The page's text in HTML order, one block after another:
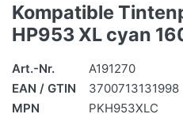
Kompatible
HP953 XL cyan
Art.-Nr.
A191270
EAN / GTIN
3700713131998
MPN
PKH953XLC